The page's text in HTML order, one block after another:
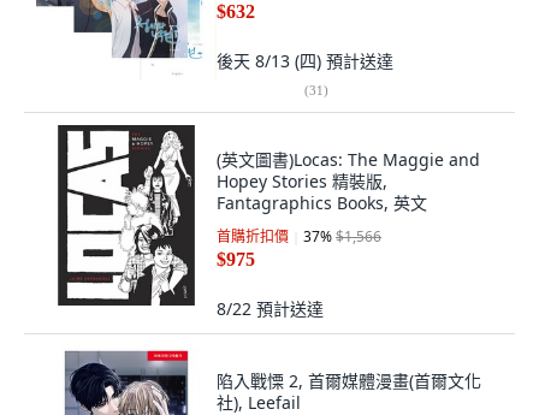
$632
後天 8/13 (四) 預計送達
(31)
(英文圖書)Locas: The Maggie and
Hopey Stories 精裝版,
Fantagraphics Books, 英文
首購折扣價 37%$1,566
$975
8/22 預計送達
陷入戰慄 2, 首爾媒體漫畫(首爾文化
社), Leefail